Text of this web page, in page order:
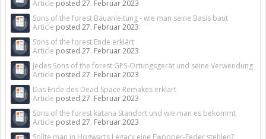
Article posted 27. Februar 2023
Sons of the forest Bauanleitung - wie man seine Basis baut
Article posted 27. Februar 2023
Sons of the forest Ende erklärt
Article posted 27. Februar 2023
Jedes Sons of the forest GPS-Ortungsgerät und seine Verwendung
Article posted 27. Februar 2023
Das Ende des Dead Space Remakes erklärt
Article posted 27. Februar 2023
Sons of the forest katana Standort und wie man es bekommt
Article posted 27. Februar 2023
Sollte man in Hogwarts Legacy eine Fwooper-Feder stehlen?